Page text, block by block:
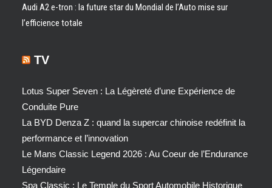
Audi A2 e-tron : la future star du Mondial de l’Auto mise sur
l’efficience totale
TV
Lotus Super Seven : La Légèreté d’une Expérience de
Conduite Pure
La BYD Denza Z : quand la supercar chinoise redéfinit la
performance et l’innovation
Le Mans Classic Legend 2026 : Au Coeur de l’Endurance
Légendaire
Spa Classic : Le Temple du Sport Automobile Historique